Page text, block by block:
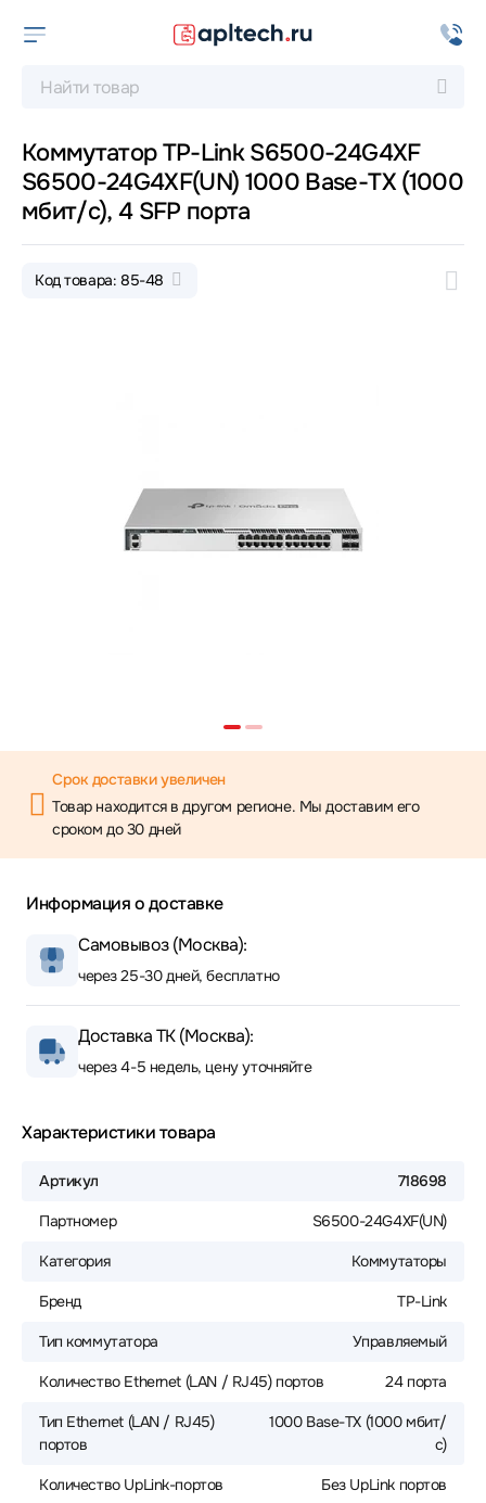
Коммутатор TP-Link S6500-24G4XF
S6500-24G4XF(UN) 1000 Base-TX (1000
мбит/с), 4 SFP порта
Код товара: 85-48
Срок доставки увеличен
Товар находится в другом регионе. Мы доставим его
сроком до 30 дней
Информация о доставке
Самовывоз (Москва):
через 25-30 дней, бесплатно
Доставка ТК (Москва):
через 4-5 недель, цену уточняйте
Характеристики товара
Артикул 718698
Партномер S6500-24G4XF(UN)
Категория Коммутаторы
Бренд TP-Link
Тип коммутатора Управляемый
Количество Ethernet (LAN / RJ45) портов 24 порта
Тип Ethernet (LAN / RJ45)
портов
1000 Base-TX (1000 мбит/
с)
Количество UpLink-портов Без UpLink портов